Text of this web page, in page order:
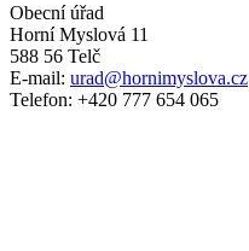
Obecní úřad
Horní Myslová 11
588 56 Telč
E-mail: urad@hornimyslova.cz
Telefon: +420 777 654 065